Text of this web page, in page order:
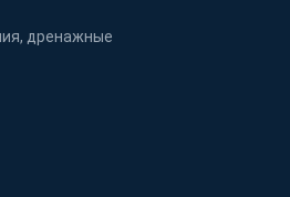
дренажные